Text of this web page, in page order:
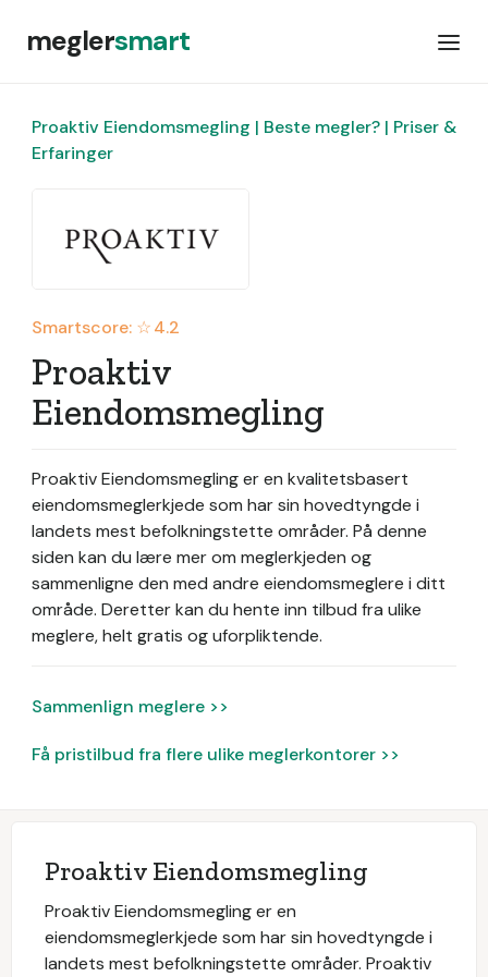
meglersmart
Proaktiv Eiendomsmegling | Beste megler? | Priser &
Erfaringer
Smartscore: ☆4.2
Proaktiv
Eiendomsmegling
Proaktiv Eiendomsmegling er en kvalitetsbasert
eiendomsmeglerkjede som har sin hovedtyngde i
landets mest befolkningstette områder. På denne
siden kan du lære mer om meglerkjeden og
sammenligne den med andre eiendomsmeglere i ditt
område. Deretter kan du hente inn tilbud fra ulike
meglere, helt gratis og uforpliktende.
Sammenlign meglere >>
Få pristilbud fra flere ulike meglerkontorer >>
Proaktiv Eiendomsmegling
Proaktiv Eiendomsmegling er en
eiendomsmeglerkjede som har sin hovedtyngde i
landets mest befolkningstette områder. Proaktiv